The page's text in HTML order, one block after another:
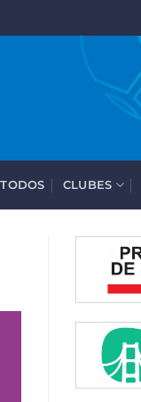
CLUBES